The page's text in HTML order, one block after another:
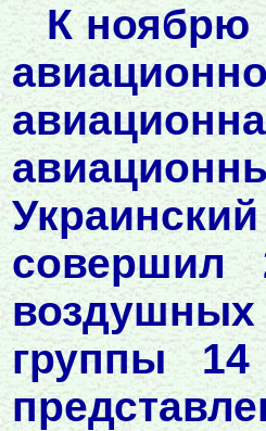
К ноябрю
совершил
воздушных
группы 14